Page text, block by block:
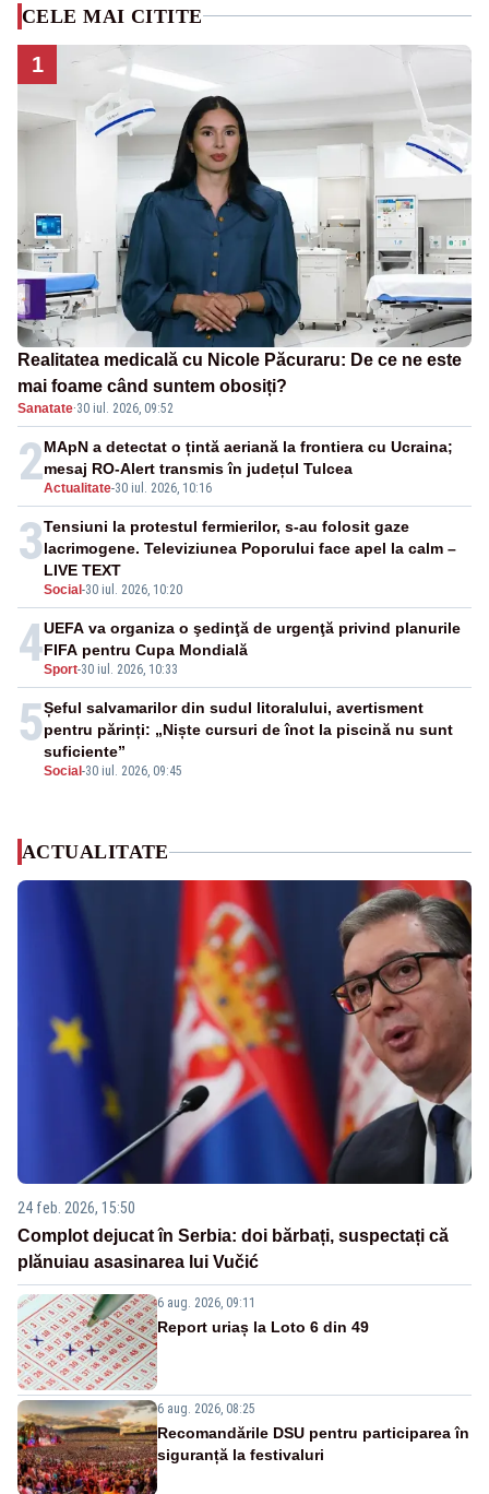
CELE MAI CITITE
1
Realitatea medicală cu Nicole Păcuraru: De ce ne este
mai foame când suntem obosiți?
Sanatate·30 iul. 2026, 09:52
2Actualitate-30 iul. 2026, 10:16
MApN a detectat o țintă aeriană la frontiera cu Ucraina;
mesaj RO-Alert transmis în județul Tulcea
3
Social -30 iul. 2026, 10:20
Tensiuni la protestul fermierilor, s-au folosit gaze
lacrimogene. Televiziunea Poporului face apel la calm –
LIVE TEXT
4Sport-30 iul. 2026, 10:33
UEFA va organiza o şedinţă de urgenţă privind planurile
FIFA pentru Cupa Mondială
5
Social -30 iul. 2026, 09:45
Șeful salvamarilor din sudul litoralului, avertisment
pentru părinți: „Niște cursuri de înot la piscină nu sunt
suficiente”
ACTUALITATE
24 feb. 2026, 15:50
Complot dejucat în Serbia: doi bărbați, suspectați că
plănuiau asasinarea lui Vučić
6 aug. 2026, 09:11
Report uriaș la Loto 6 din 49
6 aug. 2026, 08:25
Recomandările DSU pentru participarea în
siguranță la festivaluri